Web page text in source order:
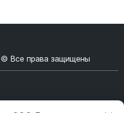
Все права защищены